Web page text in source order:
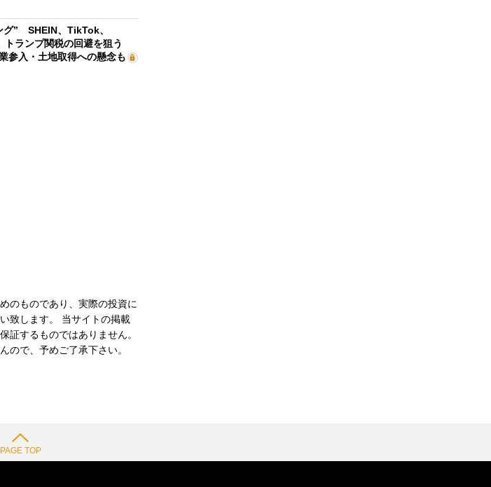
グ” SHEIN、TikTok、
トランプ関税の回避を狙う
参入・土地取得への懸念も
のものであり、実際の投資に
致します。 当サイトの掲載
証するものではありません。
ので、予めご了承下さい。
PAGE TOP